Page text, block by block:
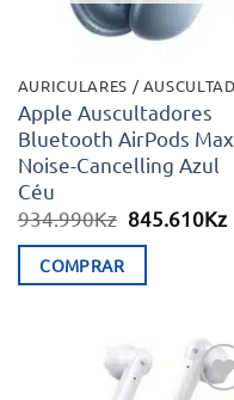
Apple Auscultadores
Bluetooth AirPods Max
Noise-Cancelling Azul
Céu
934.990Kz O
era:
845.610KzO
COMPRAR